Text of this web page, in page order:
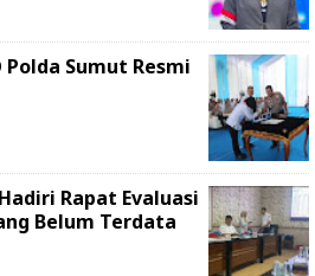
Polda Sumut Resmi
Rapat Evaluasi
Belum Terdata